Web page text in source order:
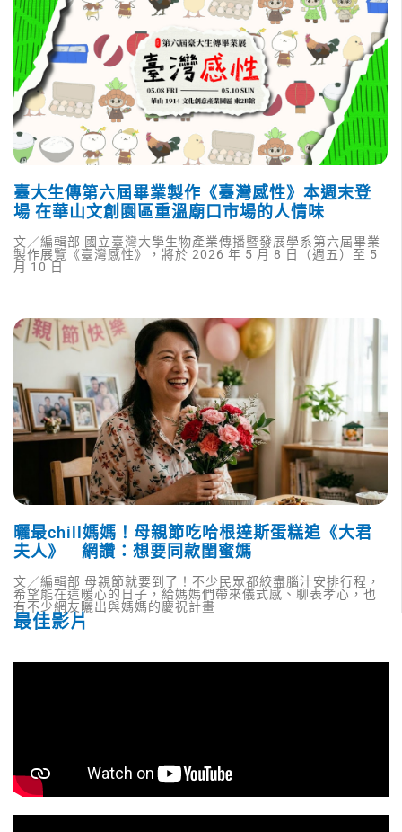
臺大生傳第六屆畢業製作《臺灣感性》本週末登
場 在華山文創園區重溫廟口市場的人情味
文／編輯部 國立臺灣大學生物產業傳播暨發展學系第六屆畢業
製作展覽《臺灣感性》，將於 2026 年 5 月 8 日（週五）至 5
月 10 日
曬最chill媽媽！母親節吃哈根達斯蛋糕追《大君
夫人》 網讚：想要同款閨蜜媽
文／編輯部 母親節就要到了！不少民眾都絞盡腦汁安排行程，
希望能在這暖心的日子，給媽媽們帶來儀式感、聊表孝心，也
有不少網友曬出與媽媽的慶祝計畫
最佳影片